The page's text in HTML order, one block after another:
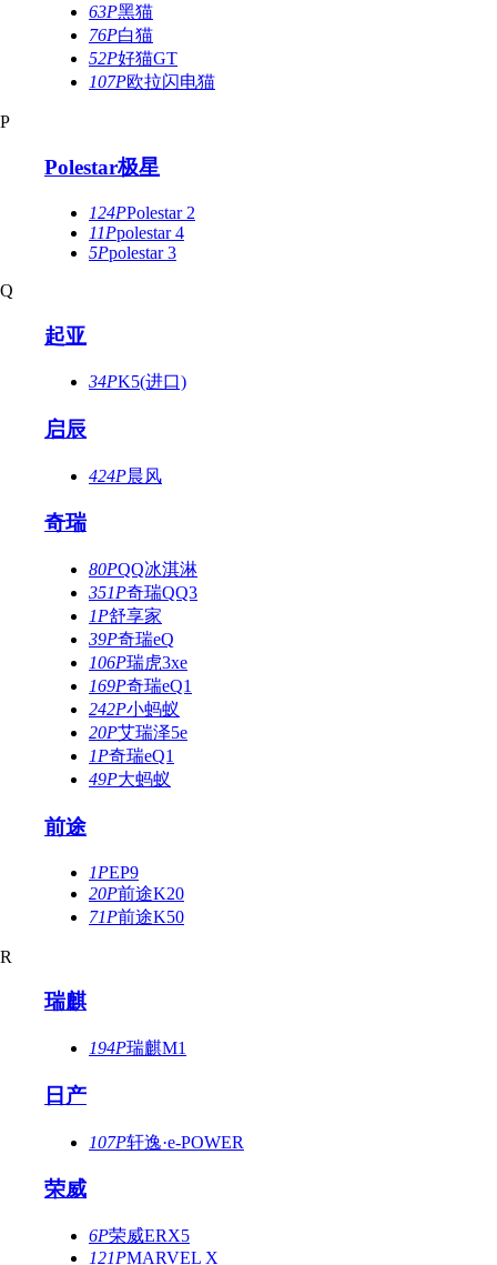
63P黑猫
76P白猫
52P好猫GT
107P欧拉闪电猫
P
Polestar极星
124PPolestar 2
11Ppolestar 4
5Ppolestar 3
Q
起亚
34PK5(进口)
启辰
424P晨风
奇瑞
80PQQ冰淇淋
351P奇瑞QQ3
1P舒享家
39P奇瑞eQ
106P瑞虎3xe
169P奇瑞eQ1
242P小蚂蚁
20P艾瑞泽5e
1P奇瑞eQ1
49P大蚂蚁
前途
1PEP9
20P前途K20
71P前途K50
R
瑞麒
194P瑞麒M1
日产
107P轩逸·e-POWER
荣威
6P荣威ERX5
121PMARVEL X